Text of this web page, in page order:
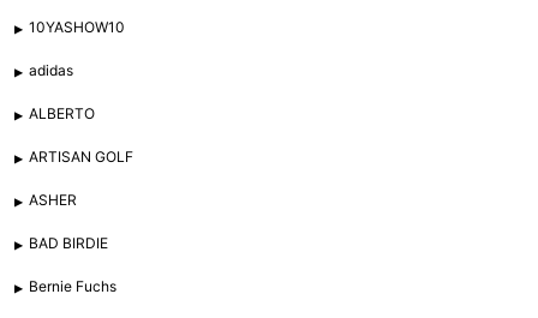
10YASHOW10
adidas
ALBERTO
ARTISAN GOLF
ASHER
BAD BIRDIE
Bernie Fuchs